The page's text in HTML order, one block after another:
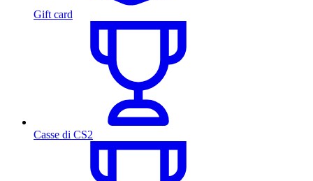
Gift card
Casse di CS2